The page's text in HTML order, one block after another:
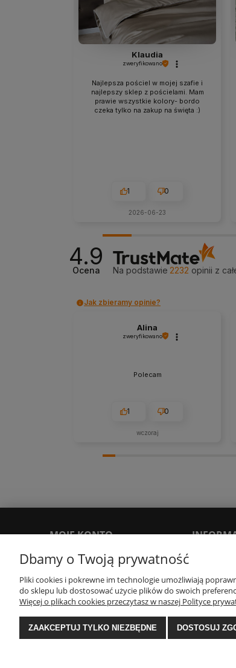
Klaudia
zweryfikowano
Najlepsza pościel w mojej szafie i
najlepszy sklep z pościelami. Mam
prawie wszystkie kolory- bordo
czeka tylko na zakup na święta :)
1 0
2026-06-23
4.9
Ocena Na podstawie 2232 opinii z
Jak zbieramy opinie?
Alina
zweryfikowano
Polecam
1 0
wczoraj
MOJE KONTO
Ustawienia konta
Regulamin
Zwroty i
Dbamy o Twoją prywatność
Pliki cookies i pokrewne im technologie umożliwiają
do sklepu lub dostosować użycie plików do swoich
Więcej o plikach cookies przeczytasz w naszej Polityce
ZAAKCEPTUJ TYLKO NIEZBĘDNE DOSTOSUJ